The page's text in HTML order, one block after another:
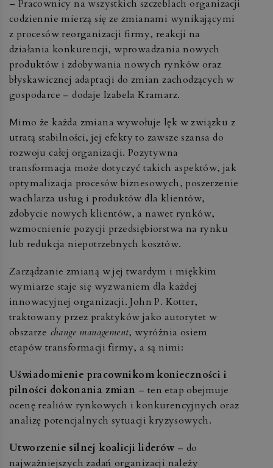
– Pracownicy na wszystkich szczeblach organizacji
codziennie mierzą się ze zmianami wynikającymi
z procesów reorganizacji firmy, reakcji na
działania konkurencji, wprowadzania nowych
produktów i zdobywania nowych rynków oraz
błyskawicznej adaptacji do zmian zachodzących w
gospodarce – dodaje Izabela Kramarz.
Mimo że każda zmiana wywołuje lęk w związku z
utratą stabilności, jej efekty to zawsze szansa do
rozwoju całej organizacji. Pozytywna
transformacja może dotyczyć takich aspektów, jak
optymalizacja procesów biznesowych, poszerzenie
wachlarza usług i produktów dla klientów,
zdobycie nowych klientów, a nawet rynków,
wzmocnienie pozycji przedsiębiorstwa na rynku
lub redukcja niepotrzebnych kosztów.
Zarządzanie zmianą w jej twardym i miękkim
wymiarze staje się wyzwaniem dla każdej
innowacyjnej organizacji. John P. Kotter,
traktowany przez praktyków jako autorytet w
obszarze change management, wyróżnia osiem
etapów transformacji firmy, a są nimi:
Uświadomienie pracownikom konieczności i
pilności dokonania zmian – ten etap obejmuje
ocenę realiów rynkowych i konkurencyjnych oraz
analizę potencjalnych sytuacji kryzysowych.
Utworzenie silnej koalicji liderów – do
najważniejszych zadań organizacji należy